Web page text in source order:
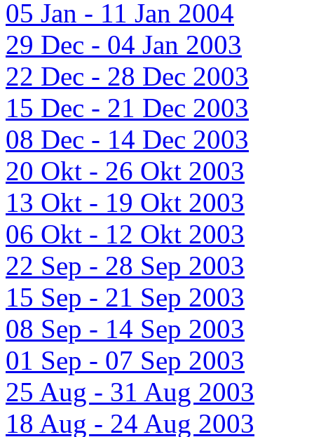
05 Jan - 11 Jan 2004
29 Dec - 04 Jan 2003
22 Dec - 28 Dec 2003
15 Dec - 21 Dec 2003
08 Dec - 14 Dec 2003
20 Okt - 26 Okt 2003
13 Okt - 19 Okt 2003
06 Okt - 12 Okt 2003
22 Sep - 28 Sep 2003
15 Sep - 21 Sep 2003
08 Sep - 14 Sep 2003
01 Sep - 07 Sep 2003
25 Aug - 31 Aug 2003
18 Aug - 24 Aug 2003